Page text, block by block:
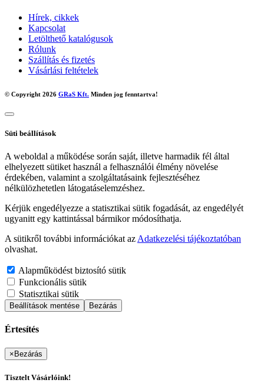
Hírek, cikkek
Kapcsolat
Letölthető katalógusok
Rólunk
Szállítás és fizetés
Vásárlási feltételek
© Copyright 2026 GRaS Kft. Minden jog fenntartva!
Süti beállítások
A weboldal a működése során saját, illetve harmadik fél által
elhelyezett sütiket használ a felhasználói élmény növelése
érdekében, valamint a szolgáltatásaink fejlesztéséhez
nélkülözhetetlen látogatáselemzéshez.
Kérjük engedélyezze a statisztikai sütik fogadását, az engedélyét
ugyanitt egy kattintással bármikor módosíthatja.
A sütikről további információkat az Adatkezelési tájékoztatóban
olvashat.
Alapműködést biztosító sütik
Funkcionális sütik
Statisztikai sütik
Beállítások mentése Bezárás
Értesítés
× Bezárás
Tisztelt Vásárlóink!